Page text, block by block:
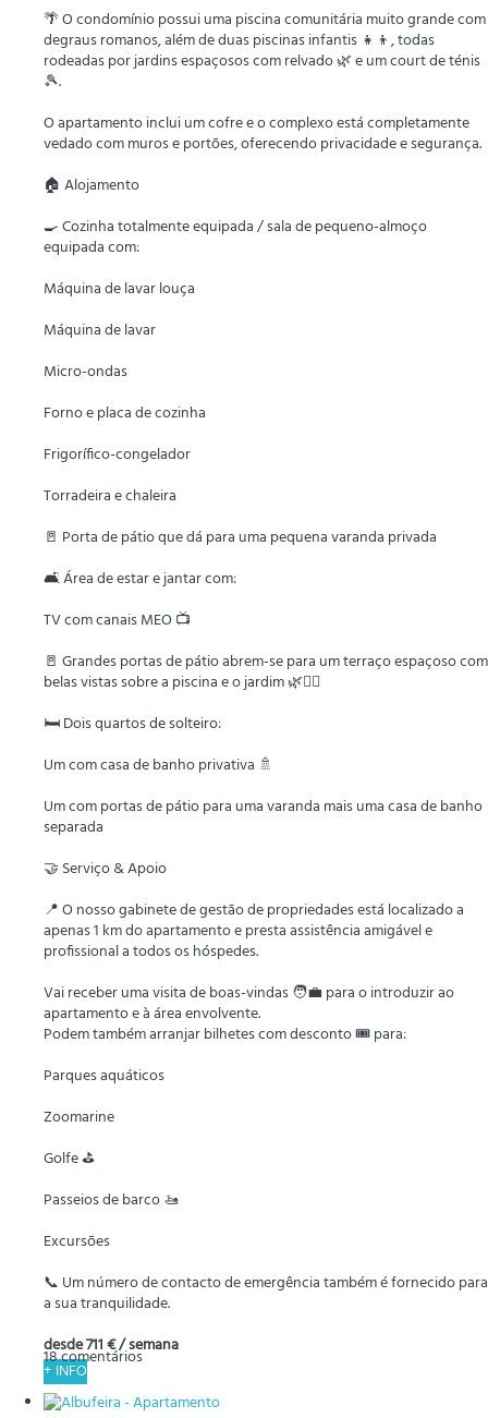
🌴 O condomínio possui uma piscina comunitária muito grande com
degraus romanos, além de duas piscinas infantis 👧👦, todas
rodeadas por jardins espaçosos com relvado 🌿 e um court de ténis
🎾.
O apartamento inclui um cofre e o complexo está completamente
vedado com muros e portões, oferecendo privacidade e segurança.
🏠 Alojamento
🍳 Cozinha totalmente equipada / sala de pequeno-almoço
equipada com:
Máquina de lavar louça
Máquina de lavar
Micro-ondas
Forno e placa de cozinha
Frigorífico-congelador
Torradeira e chaleira
🚪 Porta de pátio que dá para uma pequena varanda privada
🛋️ Área de estar e jantar com:
TV com canais MEO 📺
🚪 Grandes portas de pátio abrem-se para um terraço espaçoso com
belas vistas sobre a piscina e o jardim 🌿🏊‍♂️
🛏️ Dois quartos de solteiro:
Um com casa de banho privativa 🚿
Um com portas de pátio para uma varanda mais uma casa de banho
separada
🤝 Serviço & Apoio
📍 O nosso gabinete de gestão de propriedades está localizado a
apenas 1 km do apartamento e presta assistência amigável e
profissional a todos os hóspedes.
Vai receber uma visita de boas-vindas 🧑‍💼 para o introduzir ao
apartamento e à área envolvente.
Podem também arranjar bilhetes com desconto 🎟️ para:
Parques aquáticos
Zoomarine
Golfe ⛳
Passeios de barco 🚤
Excursões
📞 Um número de contacto de emergência também é fornecido para
a sua tranquilidade.
18 comentários
desde711 €/ semana
+ INFO